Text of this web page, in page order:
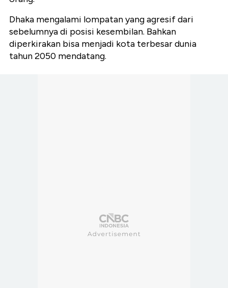
Dhaka mengalami lompatan yang agresif dari
sebelumnya di posisi kesembilan. Bahkan
diperkirakan bisa menjadi kota terbesar dunia
tahun 2050 mendatang.